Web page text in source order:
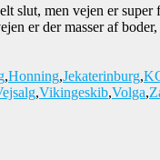
men vejen er super
er der masser af
,Honning,Jekaterinburg,
,Vikingeskib,Volga,